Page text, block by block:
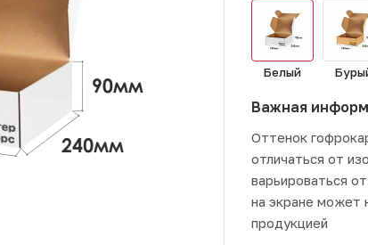
Белый
Важная
Оттенок
отличаться от
варьироваться
на экране может
продукцией